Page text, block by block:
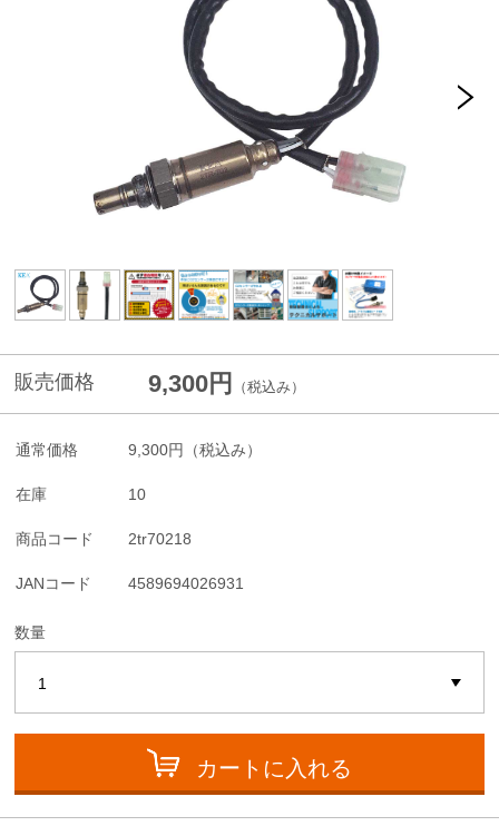
販売価格 9,300円 （税込み）
通常価格 9,300円 （税込み）
在庫 10
商品コード 2tr70218
JANコード 4589694026931
数量
カートに入れる